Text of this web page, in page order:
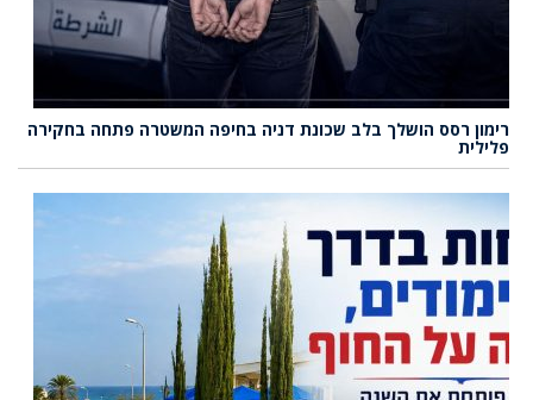
רימון רסס הושלך בלב שכונת דניה בחיפה המשטרה פתחה בחקירה
פלילית